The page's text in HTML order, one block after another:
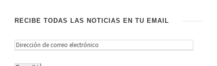
RECIBE TODAS LAS NOTICIAS EN TU EMAIL
D